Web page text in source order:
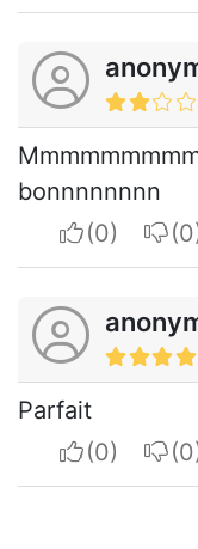
bonnnnnnnn
I
I
Parfait
I
I